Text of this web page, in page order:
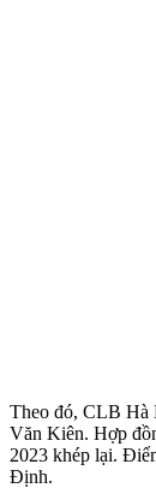
Theo đó, CLB Hà
Văn Kiên. Hợp
2023 khép lại.
Định.